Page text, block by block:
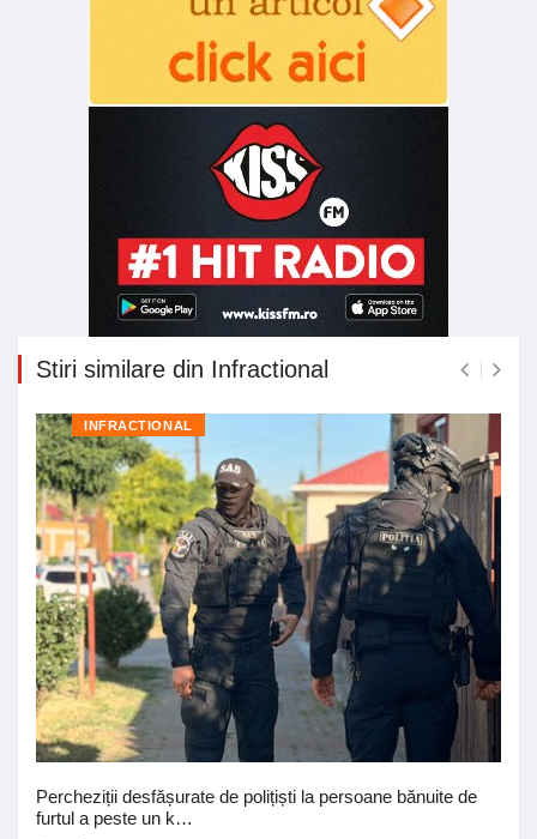
Stiri similare din Infractional
INFRACTIONAL
Percheziții desfășurate de polițiști la persoane bănuite de
furtul a peste un k…